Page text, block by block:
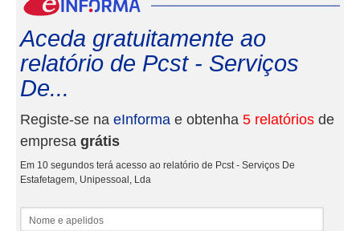
Aceda gratuitamente ao
relatório de Pcst - Serviços
De...
Registe-se na eInforma e obtenha 5 relatórios de
empresa grátis
Em 10 segundos terá acesso ao relatório de Pcst - Serviços De
Estafetagem, Unipessoal, Lda